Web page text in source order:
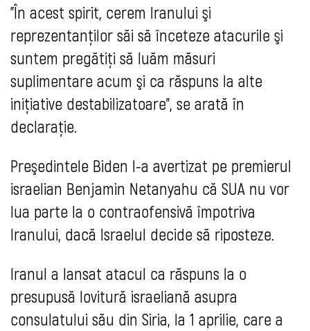
"În acest spirit, cerem Iranului şi
reprezentanţilor săi să înceteze atacurile şi
suntem pregătiţi să luăm măsuri
suplimentare acum şi ca răspuns la alte
iniţiative destabilizatoare", se arată în
declaraţie.
Preşedintele Biden l-a avertizat pe premierul
israelian Benjamin Netanyahu că SUA nu vor
lua parte la o contraofensivă împotriva
Iranului, dacă Israelul decide să riposteze.
Iranul a lansat atacul ca răspuns la o
presupusă lovitură israeliană asupra
consulatului său din Siria, la 1 aprilie, care a